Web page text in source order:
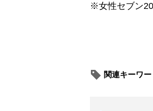
※女性セブン
関連キーワー